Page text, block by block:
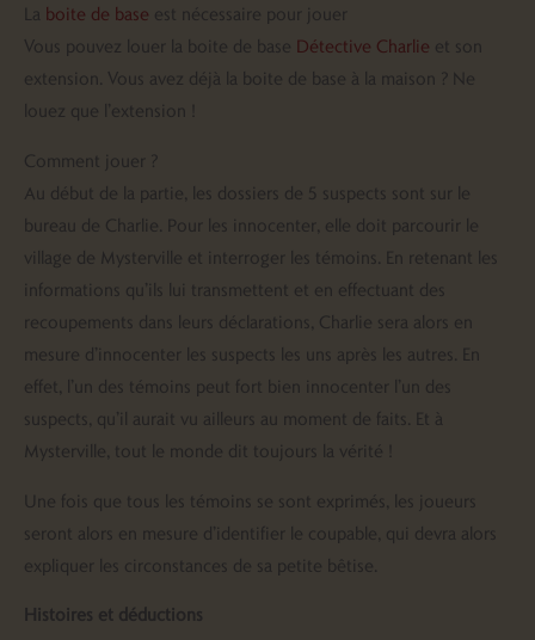
La boite de base est nécessaire pour jouer
Vous pouvez louer la boite de base Détective Charlie et son
extension. Vous avez déjà la boite de base à la maison ? Ne
louez que l’extension !
Comment jouer ?
Au début de la partie, les dossiers de 5 suspects sont sur le
bureau de Charlie. Pour les innocenter, elle doit parcourir le
village de Mysterville et interroger les témoins. En retenant les
informations qu’ils lui transmettent et en effectuant des
recoupements dans leurs déclarations, Charlie sera alors en
mesure d’innocenter les suspects les uns après les autres. En
effet, l’un des témoins peut fort bien innocenter l’un des
suspects, qu’il aurait vu ailleurs au moment de faits. Et à
Mysterville, tout le monde dit toujours la vérité !
Une fois que tous les témoins se sont exprimés, les joueurs
seront alors en mesure d’identifier le coupable, qui devra alors
expliquer les circonstances de sa petite bêtise.
Histoires et déductions